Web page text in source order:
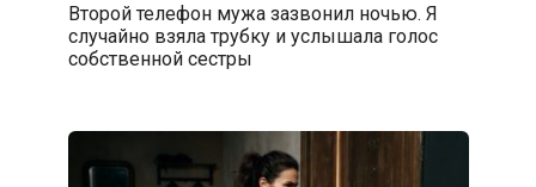
Второй телефон мужа зазвонил ночью. Я
случайно взяла трубку и услышала голос
собственной сестры